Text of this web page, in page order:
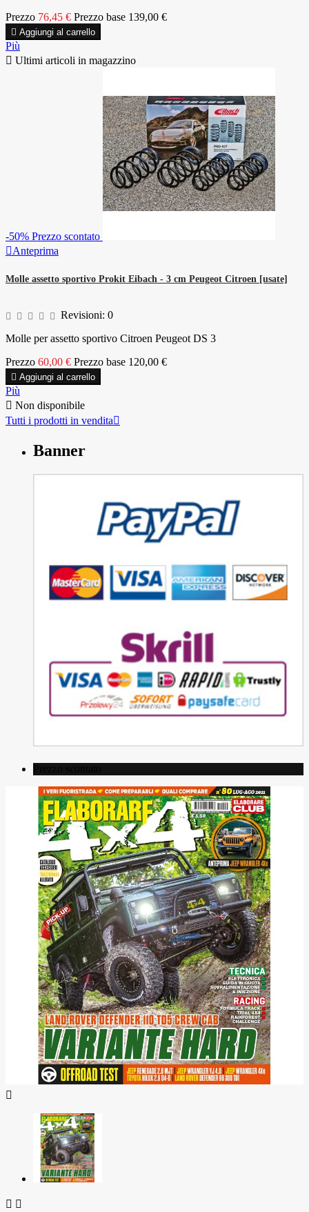
Prezzo 76,45 € Prezzo base 139,00 €
 Aggiungi al carrello
Più
 Ultimi articoli in magazzino
-50% Prezzo scontato
Anteprima
Molle assetto sportivo Prokit Eibach - 3 cm Peugeot Citroen [usate]
Revisioni: 0
Molle per assetto sportivo Citroen Peugeot DS 3
Prezzo 60,00 € Prezzo base 120,00 €
 Aggiungi al carrello
Più
 Non disponibile
Tutti i prodotti in vendita
Banner

 